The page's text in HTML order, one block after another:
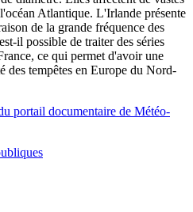
Atlantique. L'Irlande présente
de la grande fréquence des
il possible de traiter des séries
ce qui permet d'avoir une
des tempêtes en Europe du Nord-
portail documentaire de Météo-